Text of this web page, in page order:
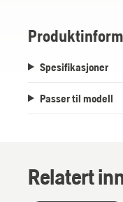
Spesifikasjoner
Passer til modell
Relatert